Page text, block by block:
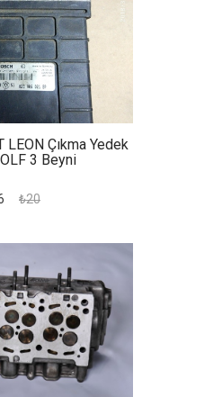
LEON Çıkma Yedek
3 Beyni
₺20